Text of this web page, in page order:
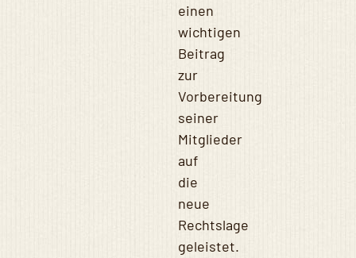
einen
wichtigen
Beitrag
zur
Vorbereitung
seiner
Mitglieder
auf
die
neue
Rechtslage
geleistet.